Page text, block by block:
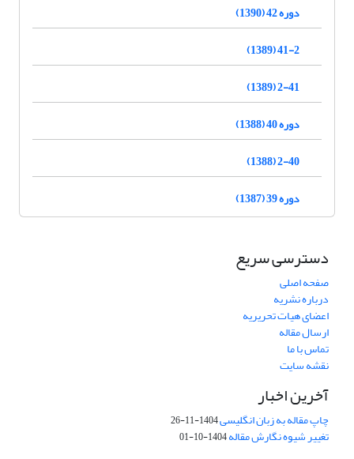
دوره 42 (1390)
41-2 (1389)
2-41 (1389)
دوره 40 (1388)
2-40 (1388)
دوره 39 (1387)
دسترسی سریع
صفحه اصلی
درباره نشریه
اعضای هیات تحریریه
ارسال مقاله
تماس با ما
نقشه سایت
آخرین اخبار
چاپ مقاله به زبان انگلیسی1404-11-26
تغییر شیوه نگارش مقاله1404-10-01